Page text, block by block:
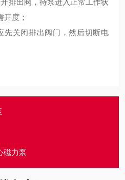
出阀，待泵进入正常工作状
度；
关闭排出阀门，然后切断电
磁力泵